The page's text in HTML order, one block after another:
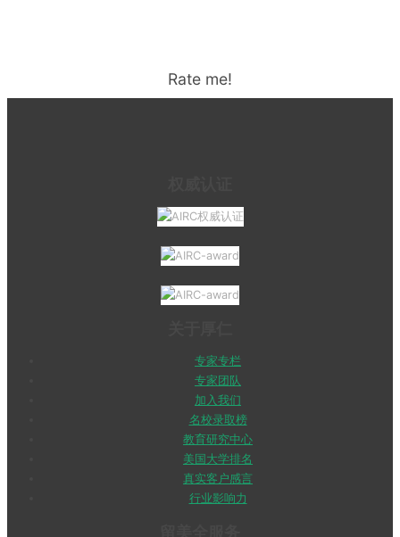
Rate me!
专家专栏
专家团队
加入我们
名校录取榜
教育研究中心
美国大学排名
真实客户感言
行业影响力